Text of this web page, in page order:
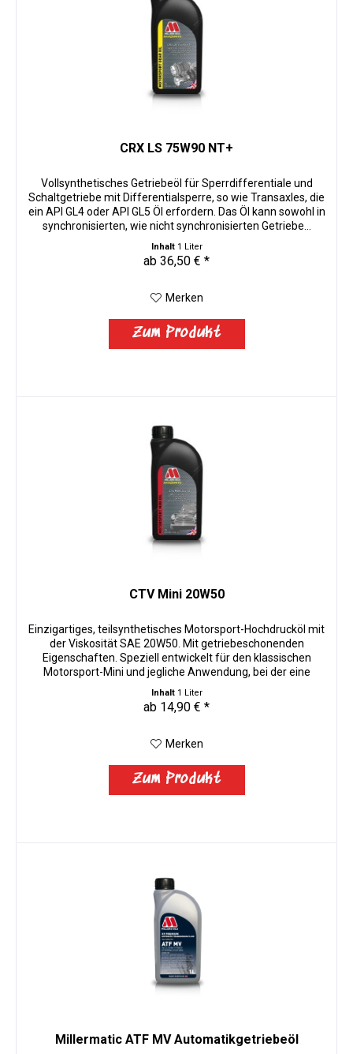
CRX LS 75W90 NT+
Vollsynthetisches Getriebeöl für Sperrdifferentiale und
Schaltgetriebe mit Differentialsperre, so wie Transaxles, die
ein API GL4 oder API GL5 Öl erfordern. Das Öl kann sowohl in
synchronisierten, wie nicht synchronisierten Getriebe...
Inhalt 1 Liter
ab 36,50 € *
Merken
Zum Produkt
CTV Mini 20W50
Einzigartiges, teilsynthetisches Motorsport-Hochdrucköl mit
der Viskosität SAE 20W50. Mit getriebeschonenden
Eigenschaften. Speziell entwickelt für den klassischen
Motorsport-Mini und jegliche Anwendung, bei der eine
Inhalt 1 Liter
ab 14,90 € *
Merken
Zum Produkt
Millermatic ATF MV Automatikgetriebeöl